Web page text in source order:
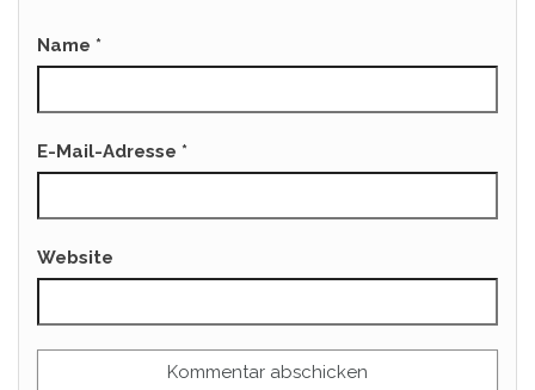
Name *
E-Mail-Adresse *
Website